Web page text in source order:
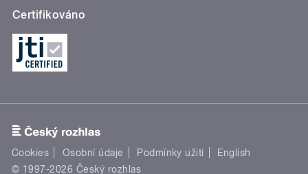
Certifikováno
Cookies Osobní údaje Podmínky užití
English
© 1997-2026 Český rozhlas